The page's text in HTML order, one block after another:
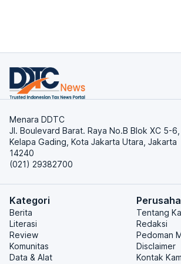
Menara DDTC
Jl. Boulevard Barat. Raya No.B Blok XC 5-6,
Kelapa Gading, Kota Jakarta Utara, Jakarta
14240
(021) 29382700
Kategori
Berita
Literasi
Review
Komunitas
Data & Alat
Tentang
Redaksi
Pedoman
Disclaimer
Kontak